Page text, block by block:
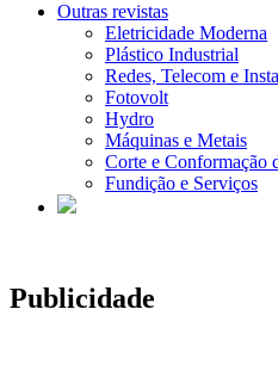
Outras revistas
Eletricidade Moderna
Plástico Industrial
Redes, Telecom e
Fotovolt
Hydro
Máquinas e Metais
Corte e Conformação
Fundição e Serviços
Publicidade